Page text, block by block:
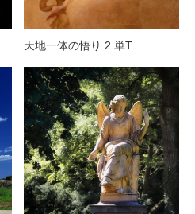
天地一体の悟り 2 単T